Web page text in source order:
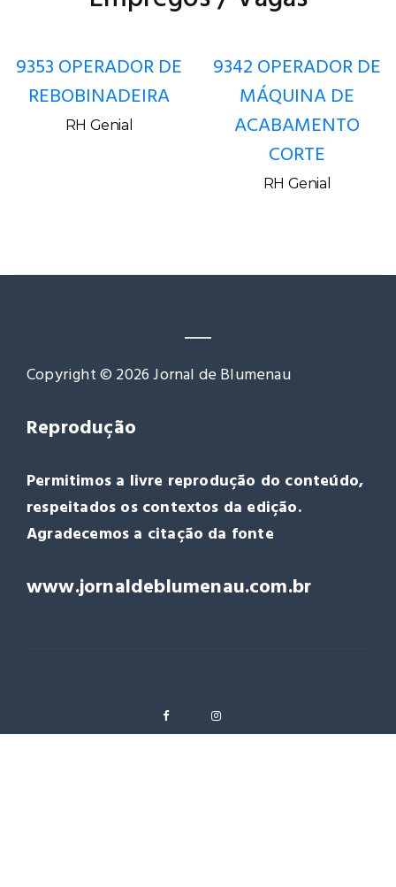
9353 OPERADOR DE
REBOBINADEIRA
RH Genial
9342 OPERADOR DE
MÁQUINA DE
ACABAMENTO
CORTE
RH Genial
Copyright © 2026 Jornal de Blumenau
Reprodução
Permitimos a livre reprodução do conteúdo,
respeitados os contextos da edição.
Agradecemos a citação da fonte
www.jornaldeblumenau.com.br